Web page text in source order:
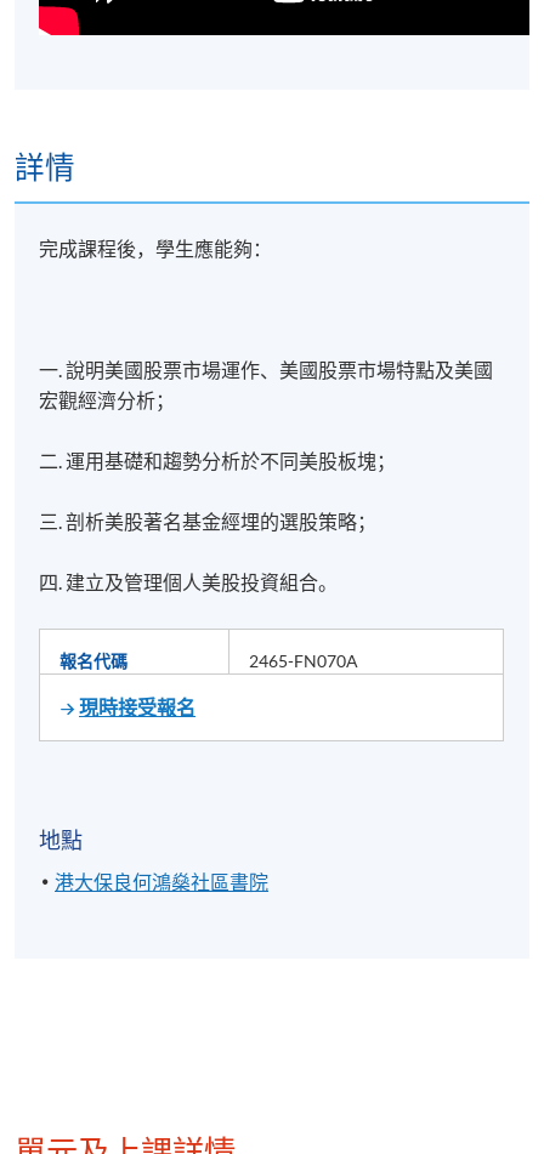
詳情
完成課程後，學生應能夠：
一. 說明美國股票市場運作、美國股票市場特點及美國
宏觀經濟分析；
二. 運用基礎和趨勢分析於不同美股板塊；
三. 剖析美股著名基金經埋的選股策略；
四. 建立及管理個人美股投資組合。
報名代碼 2465-FN070A
現時接受報名
地點
港大保良何鴻燊社區書院